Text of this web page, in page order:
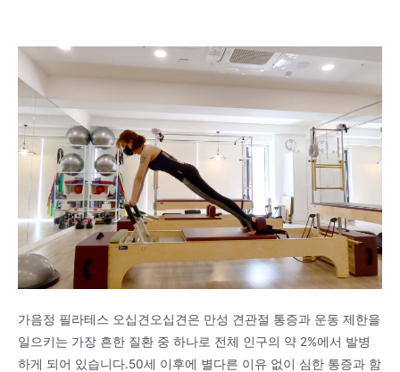
가음정 필라테스 오십견오십견은 만성 견관절 통증과 운동 제한을
일으키는 가장 흔한 질환 중 하나로 전체 인구의 약 2%에서 발병
하게 되어 있습니다.50세 이후에 별다른 이유 없이 심한 통증과 함